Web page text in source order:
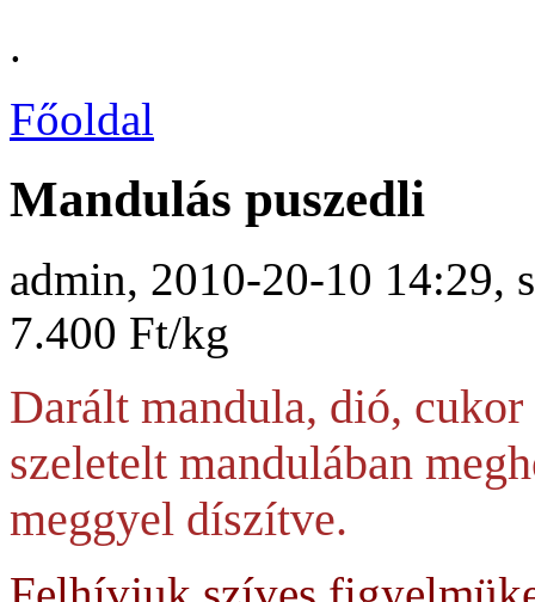
.
Főoldal
Mandulás puszedli
admin, 2010-20-10 14:29,
7.400 Ft/kg
Darált mandula, dió,
szeletelt mandulában
meggyel díszítve.